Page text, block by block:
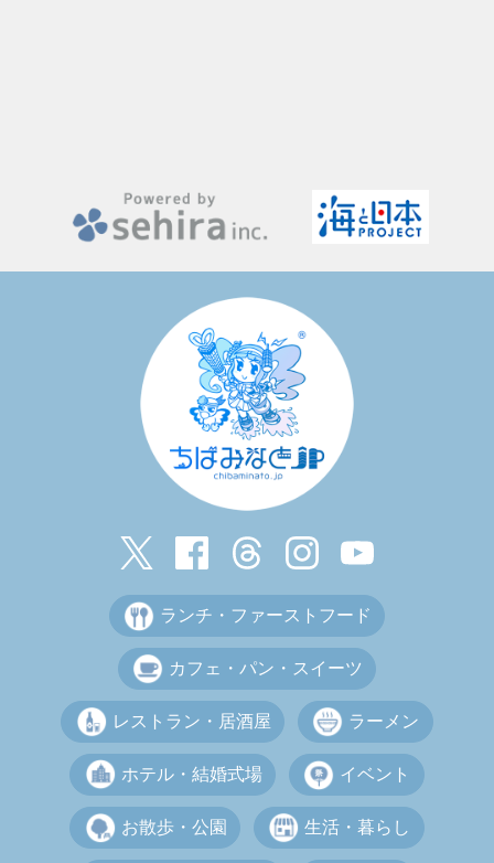
ランチ・ファーストフード
カフェ・パン・スイーツ
レストラン・居酒屋 ラーメン
ホテル・結婚式場 イベント
お散歩・公園 生活・暮らし